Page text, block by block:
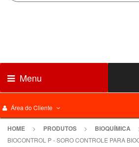
Área do Cliente
Menu
HOME > PRODUTOS > BIOQUÍMICA
BIOCONTROL P - SORO CONTROLE PARA